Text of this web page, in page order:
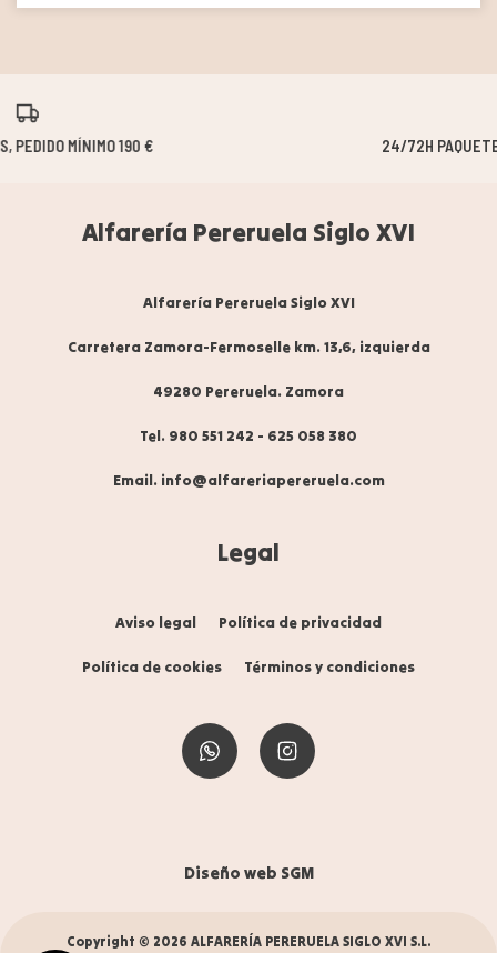
24/72H PAQUETERÍA | 20/40 DÍAS HORNOS
Alfarería Pereruela Siglo XVI
Alfarería Pereruela Siglo XVI
Carretera Zamora-Fermoselle km. 13,6, izquierda
49280 Pereruela. Zamora
Tel. 980 551 242 - 625 058 380
Email. info@alfareriapereruela.com
Legal
Aviso legal Política de privacidad
Política de cookies Términos y condiciones
Diseño web SGM
Copyright © 2026 ALFARERÍA PERERUELA SIGLO XVI S.L.